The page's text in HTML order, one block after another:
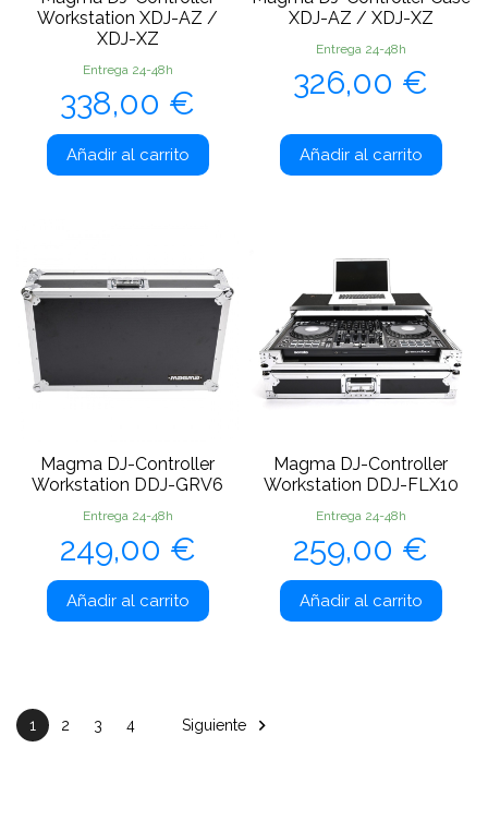
Workstation XDJ-AZ /
XDJ-XZ
Entrega 24-48h
Precio
338,00 €
Añadir al carrito
XDJ-AZ / XDJ-XZ
Entrega 24-48h
Precio
326,00 €
Añadir al carrito
Magma DJ-Controller
Workstation DDJ-GRV6
Entrega 24-48h
Precio
249,00 €
Añadir al carrito
Magma DJ-Controller
Workstation DDJ-FLX10
Entrega 24-48h
Precio
259,00 €
Añadir al carrito
1 2 3 4 Siguiente 